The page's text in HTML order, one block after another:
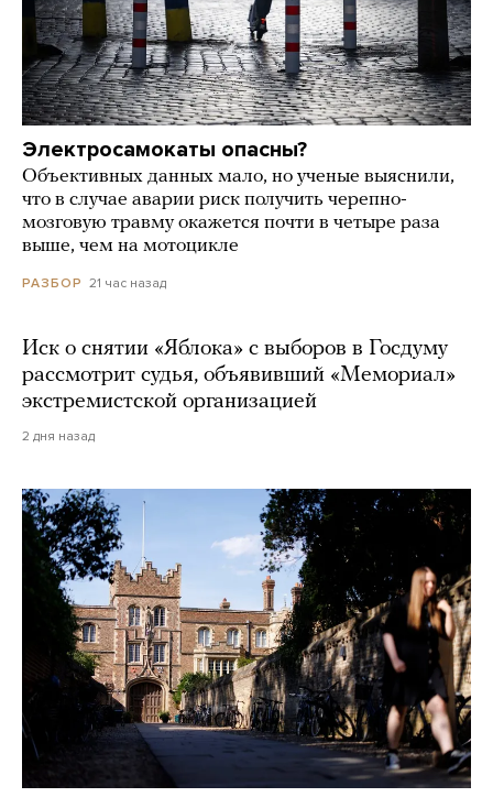
Электросамокаты опасны?
Объективных данных мало, но ученые выяснили,
что в случае аварии риск получить черепно-
мозговую травму окажется почти в четыре раза
выше, чем на мотоцикле
РАЗБОР 21 час назад
Иск о снятии «Яблока» с выборов в Госдуму
рассмотрит судья, объявивший «Мемориал»
экстремистской организацией
2 дня назад